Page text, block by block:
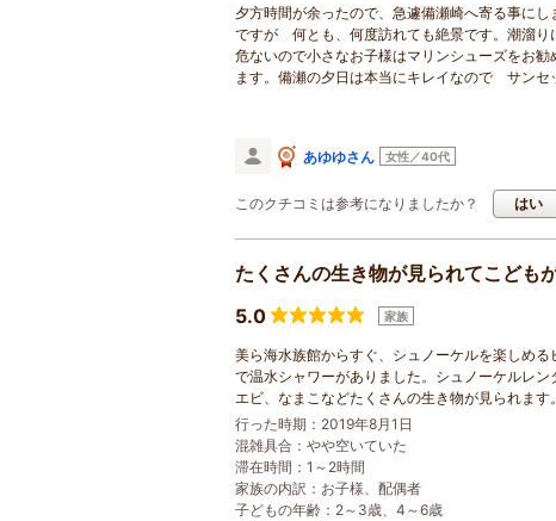
夕方時間が余ったので、急遽備瀬崎へ寄る事に
ですが 何とも、何度訪れても絶景です。潮溜り
危ないので小さなお子様はマリンシューズをお
ます。備瀬の夕日は本当にキレイなので サンセ
あゆゆさん 女性／40代
このクチコミは参考になりましたか？ はい
たくさんの生き物が見られてこども
5.0
家族
美ら海水族館からすぐ、シュノーケルを楽しめ
で温水シャワーがありました。シュノーケルレン
エビ、なまこなどたくさんの生き物が見られます。
行った時期：2019年8月1日
混雑具合：やや空いていた
滞在時間：1～2時間
家族の内訳： お子様、配偶者
子どもの年齢： 2～3歳、4～6歳